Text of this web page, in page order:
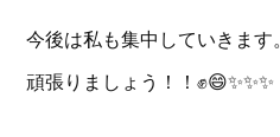
今後は私も集中していきます。
頑張りましょう！！✊😄✨✨✨